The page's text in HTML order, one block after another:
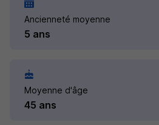
Ancienneté moyenne
5 ans
Moyenne d'âge
45 ans